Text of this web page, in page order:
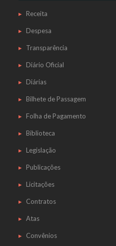
Receita
Despesa
Transparência
Diário Oficial
Diárias
Bilhete de Passagem
Folha de Pagamento
Biblioteca
Legislação
Publicações
Licitações
Contratos
Atas
Convênios